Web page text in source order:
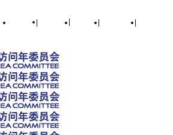
한국어 English 日本語 简体中文